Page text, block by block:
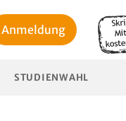
Anmeldung
STUDIENWAHL